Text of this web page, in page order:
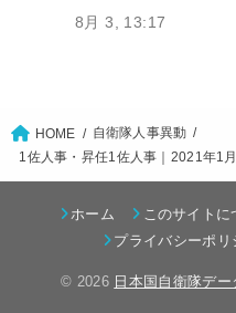
8月 3, 13:17
HOME
自衛隊人事異動
1佐人事・昇任1佐人事｜2021年1
ホーム このサイトに
プライバシーポリ
© 2026 日本国自衛隊デー